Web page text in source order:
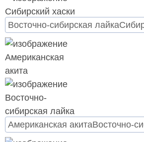
Восточно-сибирская лайка
Американская акитаВосточно-